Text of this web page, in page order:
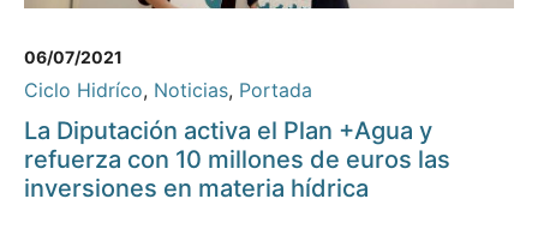
06/07/2021
Ciclo Hidríco, Noticias, Portada
La Diputación activa el Plan +Agua y
refuerza con 10 millones de euros las
inversiones en materia hídrica